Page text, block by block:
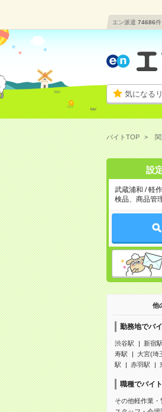
エン派遣 74686件
気になる
バイトTOP
設
武蔵浦和 / 軽
検品、商品管理
他
勤務地でバ
渋谷駅 新宿駅
寿駅
大宮(埼
駅
赤羽駅
職種でバイ
その他軽作業